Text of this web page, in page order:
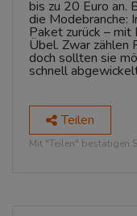
bis zu 20 Euro an.
die Modebranche:
Paket zurück –
Übel. Zwar zählen
doch sollten sie
schnell
Teilen
Mit "Teilen" bestätigen